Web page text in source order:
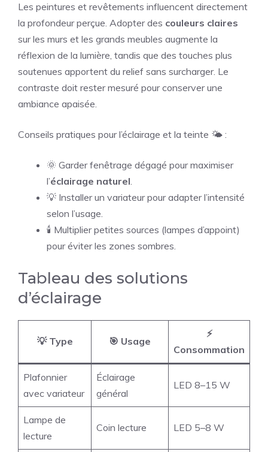
Les peintures et revêtements influencent directement
la profondeur perçue. Adopter des couleurs claires
sur les murs et les grands meubles augmente la
réflexion de la lumière, tandis que des touches plus
soutenues apportent du relief sans surcharger. Le
contraste doit rester mesuré pour conserver une
ambiance apaisée.
Conseils pratiques pour l’éclairage et la teinte 🌤️ :
🌞 Garder fenêtrage dégagé pour maximiser
l’éclairage naturel.
💡 Installer un variateur pour adapter l’intensité
selon l’usage.
🕯️ Multiplier petites sources (lampes d’appoint)
pour éviter les zones sombres.
Tableau des solutions
d’éclairage
💡 Type 🎯 Usage
⚡
Consommation
Plafonnier
avec variateur
Éclairage
général
LED 8–15 W
Lampe de
lecture
Coin lecture LED 5–8 W